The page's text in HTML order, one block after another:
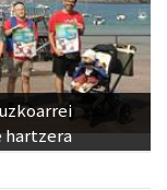
hartzera